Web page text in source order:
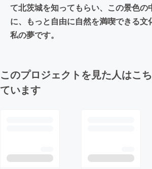
て北茨城を知ってもらい、この景色の
に、もっと自由に自然を満喫できる文
私の夢です。
このプロジェクトを見た人はこ
ています